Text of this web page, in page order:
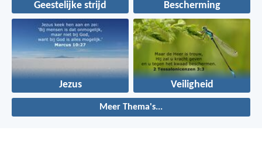
Geestelijke strijd Bescherming
Jezus Veiligheid
Meer Thema's...